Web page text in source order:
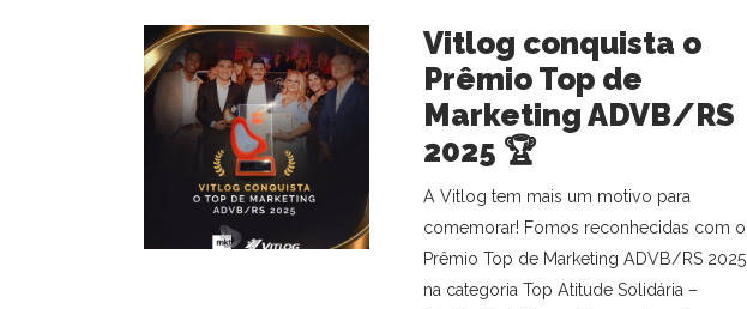
Vitlog conquista o
Prêmio Top de
Marketing ADVB/RS
2025 🏆
A Vitlog tem mais um motivo para
comemorar! Fomos reconhecidas com o
Prêmio Top de Marketing ADVB/RS 2025,
na categoria Top Atitude Solidária –